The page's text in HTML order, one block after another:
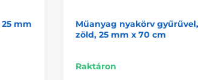
mm
Műanyag nyakörv gyűrűvel,
zöld, 25 mm x 70 cm
Raktáron